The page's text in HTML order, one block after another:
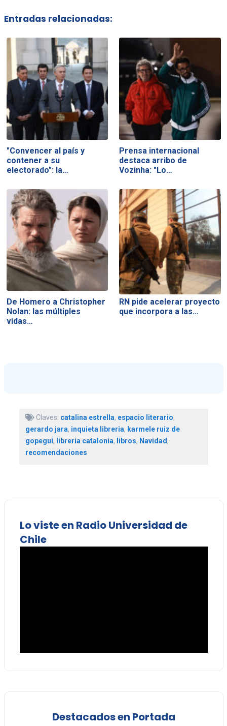
Entradas relacionadas:
"Convencer al país y
contener a su
electorado": la…
Prensa internacional
destaca arribo de
Vozinha: "Lo…
De Homero a Christopher
Nolan: las múltiples
vidas…
RN pide acelerar proyecto
que incorpora a las…
Claves: catalina estrella, espacio literario,
gerardo jara, inquieta libreria, karmele ruiz de
gopegui, libreria catalonia, libros, Navidad ,
recomendaciones
Lo viste en Radio Universidad de
Chile
Destacados en Portada